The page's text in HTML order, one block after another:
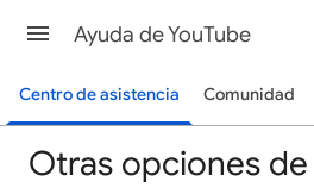
Ayuda de YouTube
Centro de asistencia Comunidad
Otras opciones